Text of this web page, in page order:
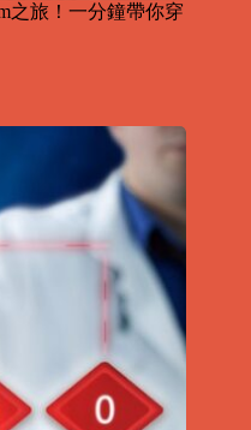
之旅！一分鐘帶你穿